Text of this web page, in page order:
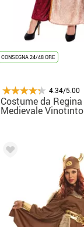
CONSEGNA 24/48 ORE
4.34/5.00
Costume da Regina
Medievale Vinotinto